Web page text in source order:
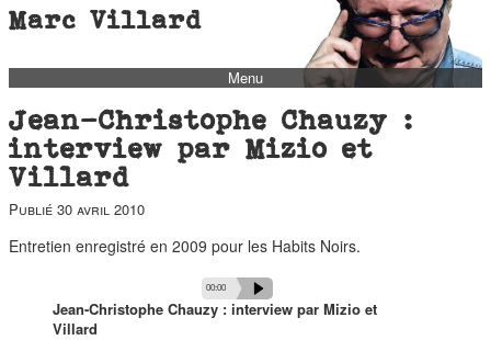
Marc Villard
Menu
bio
biblio
music
autofiction
interviews
Jean-Christophe Chauzy :
interview par Mizio et
Villard
Publié 30 avril 2010
Entretien enregistré en 2009 pour les Habits Noirs.
Player
Current
time
00:00
Total
duration
00:00
Jean-Christophe Chauzy : interview par Mizio et
Villard